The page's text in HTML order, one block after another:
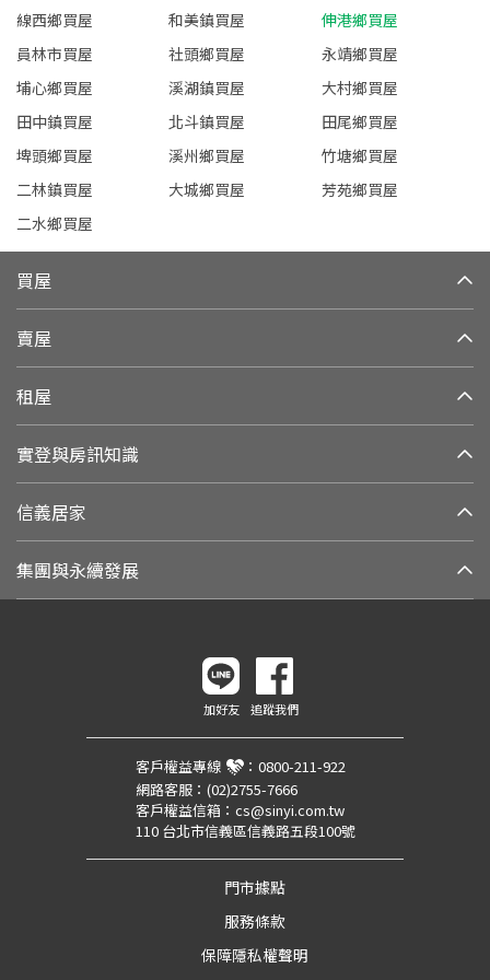
線西鄉買屋 和美鎮買屋
伸港鄉買屋
員林市買屋
社頭鄉買屋
永靖鄉買屋
埔心鄉買屋
溪湖鎮買屋
大村鄉買屋
田中鎮買屋
北斗鎮買屋
田尾鄉買屋
埤頭鄉買屋
溪州鄉買屋
竹塘鄉買屋
二林鎮買屋
大城鄉買屋
芳苑鄉買屋
二水鄉買屋
買屋
賣屋
租屋
實登與房訊知識
信義居家
集團與永續發展
加好友 追蹤我們
客戶權益專線 ： 0800-211-922
網路客服： (02)2755-7666
客戶權益信箱： cs@sinyi.com.tw
110 台北市信義區信義路五段100號
門市據點
服務條款
保障隱私權聲明